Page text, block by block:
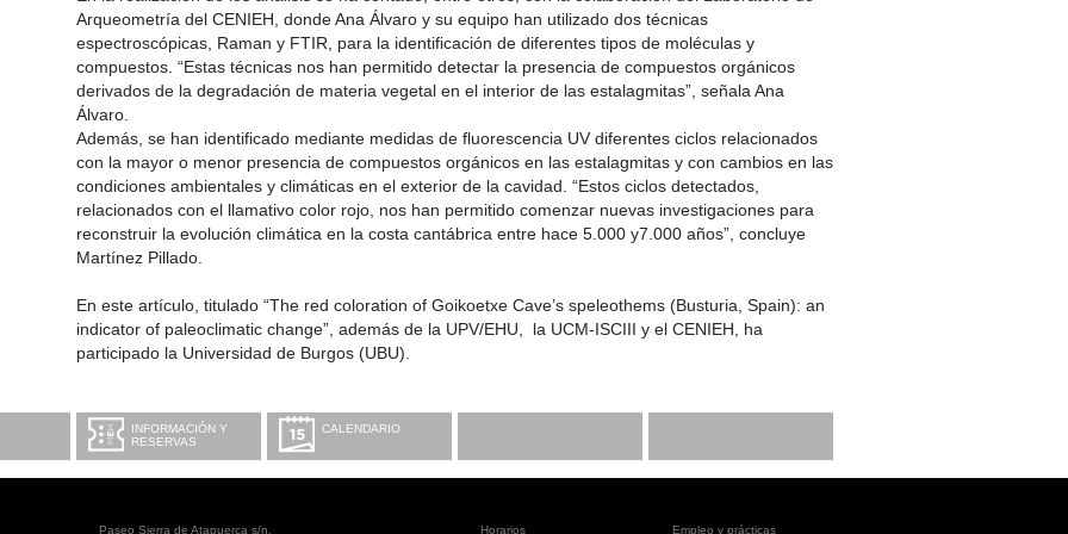
Arqueometría del CENIEH, donde Ana Álvaro y su equipo han utilizado dos técnicas
espectroscópicas, Raman y FTIR, para la identificación de diferentes tipos de moléculas y
compuestos. “Estas técnicas nos han permitido detectar la presencia de compuestos orgánicos
derivados de la degradación de materia vegetal en el interior de las estalagmitas”, señala Ana
Álvaro.
Además, se han identificado mediante medidas de fluorescencia UV diferentes ciclos relacionados
con la mayor o menor presencia de compuestos orgánicos en las estalagmitas y con cambios en las
condiciones ambientales y climáticas en el exterior de la cavidad. “Estos ciclos detectados,
relacionados con el llamativo color rojo, nos han permitido comenzar nuevas investigaciones para
reconstruir la evolución climática en la costa cantábrica entre hace 5.000 y7.000 años”, concluye
Martínez Pillado.
En este artículo, titulado “The red coloration of Goikoetxe Cave’s speleothems (Busturia, Spain): an
indicator of paleoclimatic change”, además de la UPV/EHU, la UCM-ISCIII y el CENIEH, ha
participado la Universidad de Burgos (UBU).
INFORMACIÓN Y
RESERVAS
CALENDARIO
Paseo Sierra de Atapuerca s/n. Horarios Empleo y prácticas